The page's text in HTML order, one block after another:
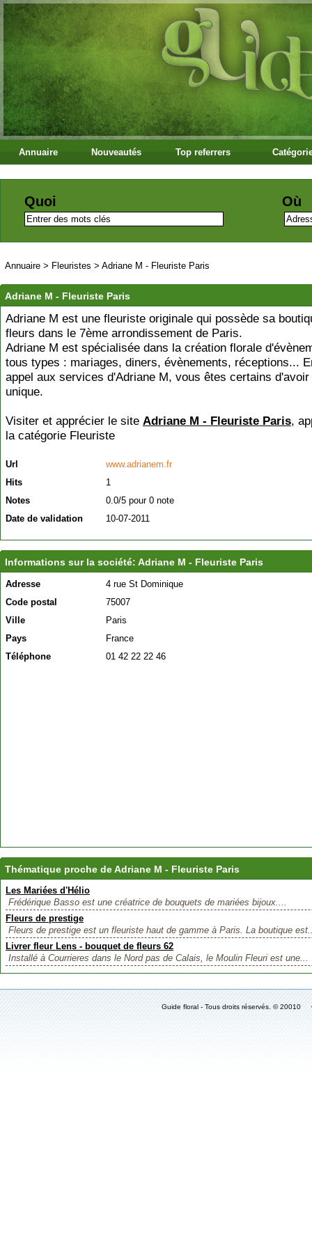
Annuaire Nouveautés Top referrers
Quoi Où
Annuaire > Fleuristes > Adriane M - Fleuriste Paris
Adriane M - Fleuriste Paris
Adriane M est une fleuriste originale qui possède sa
fleurs dans le 7ème arrondissement de Paris.
Adriane M est spécialisée dans la création florale
tous types : mariages, diners, évènements, réceptions...
appel aux services d'Adriane M, vous êtes certains
unique.
Visiter et apprécier le site Adriane M - Fleuriste Paris,
la catégorie Fleuriste
Url
www.adrianem.fr
Hits
1
Notes
0.0/5 pour 0 note
Date de validation
10-07-2011
Informations sur la société: Adriane M - Fleuriste Paris
Adresse
4 rue St Dominique
Code postal
75007
Ville
Paris
Pays
France
Téléphone
01 42 22 22 46
Thématique proche de Adriane M - Fleuriste Paris
Les Mariées d'Hélio
Frédérique Basso est une créatrice de bouquets de mariées bijoux....
Fleurs de prestige
Fleurs de prestige est un fleuriste haut de gamme à Paris. La boutique
Livrer fleur Lens - bouquet de fleurs 62
Installé à Courrieres dans le Nord pas de Calais, le Moulin Fleuri est une...
Guide floral - Tous droits réservés. ©